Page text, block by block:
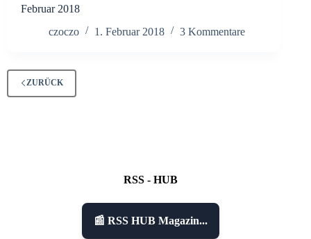
Februar 2018
czoczo
1. Februar 2018 3 Kommentare
ZURÜCK
RSS - HUB
📰 RSS HUB Magazin...